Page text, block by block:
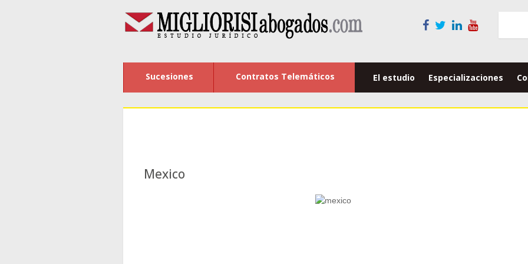
Sucesiones Contratos Telemáticos El estudio Especializaciones
Mexico